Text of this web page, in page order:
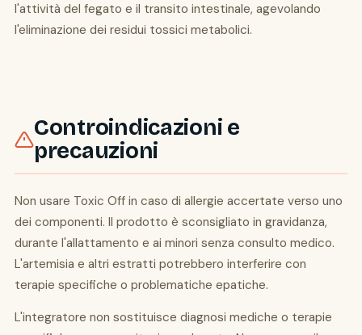
l'attività del fegato e il transito intestinale, agevolando
l'eliminazione dei residui tossici metabolici.
Controindicazioni e
precauzioni
Non usare Toxic Off in caso di allergie accertate verso uno
dei componenti. Il prodotto è sconsigliato in gravidanza,
durante l'allattamento e ai minori senza consulto medico.
L'artemisia e altri estratti potrebbero interferire con
terapie specifiche o problematiche epatiche.
L'integratore non sostituisce diagnosi mediche o terapie